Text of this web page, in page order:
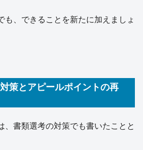
も、できることを新たに加えましょ
策とアピールポイントの再
、書類選考の対策でも書いたことと